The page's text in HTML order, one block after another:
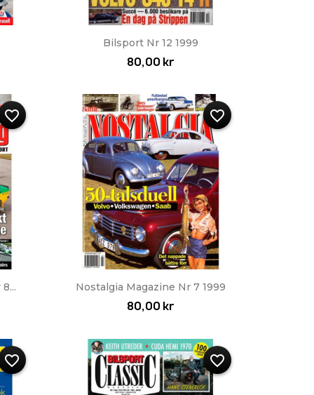
Snabbvy
Bilsport Nr 12 1999
80,00 kr
favorite_border
Snabbvy
Nostalgia Magazine Nr 7 1999
80,00 kr
favorite_border
favorite_border favorite_border